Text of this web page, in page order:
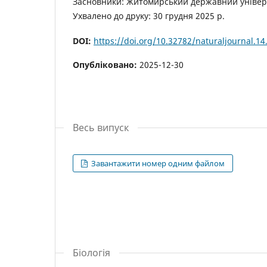
Ухвалено до друку: 30 грудня 2025 р.
DOI: https://doi.org/10.32782/
Опубліковано: 2025-12-30
Весь випуск
Завантажити номер одним файлом
Біологія